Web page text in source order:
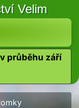
Velim
průběhu září